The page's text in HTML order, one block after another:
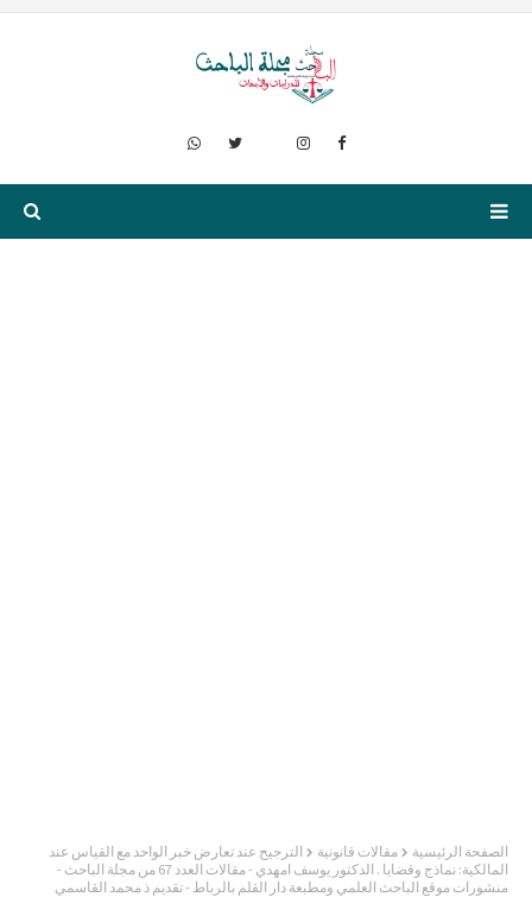
الصفحة الرئيسية مقالات قانونية
الترجيح عند تعارض خبر الواحد مع القياس عند
المالكية: نماذج وقضايا . الدكتور يوسف امهدي - مقالات العدد 67 من مجلة الباحث -
منشورات موقع الباحث العلمي ومطبعة دار القلم بالرباط - تقديم ذ محمد القاسمي